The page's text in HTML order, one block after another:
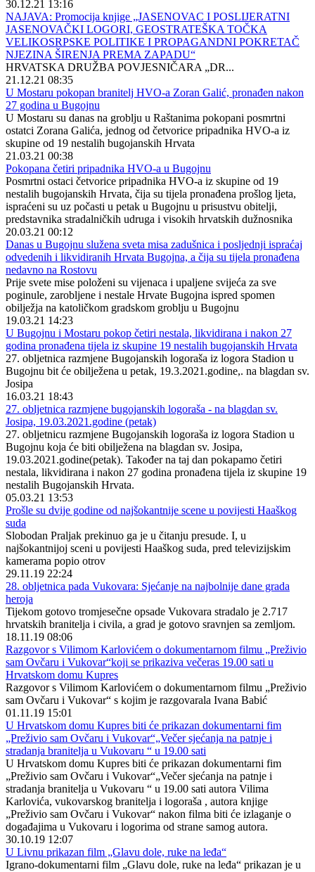
30.12.21 13:16
NAJAVA: Promocija knjige „JASENOVAC I POSLIJERATNI
JASENOVAČKI LOGORI, GEOSTRATEŠKA TOČKA
VELIKOSRPSKE POLITIKE I PROPAGANDNI POKRETAČ
NJEZINA ŠIRENJA PREMA ZAPADU“
HRVATSKA DRUŽBA POVJESNIČARA „DR...
21.12.21 08:35
U Mostaru pokopan branitelj HVO-a Zoran Galić, pronađen nakon
27 godina u Bugojnu
U Mostaru su danas na groblju u Raštanima pokopani posmrtni
ostatci Zorana Galića, jednog od četvorice pripadnika HVO-a iz
skupine od 19 nestalih bugojanskih Hrvata
21.03.21 00:38
Pokopana četiri pripadnika HVO-a u Bugojnu
Posmrtni ostaci četvorice pripadnika HVO-a iz skupine od 19
nestalih bugojanskih Hrvata, čija su tijela pronađena prošlog ljeta,
ispraćeni su uz počasti u petak u Bugojnu u prisustvu obitelji,
predstavnika stradalničkih udruga i visokih hrvatskih dužnosnika
20.03.21 00:12
Danas u Bugojnu služena sveta misa zadušnica i posljednji ispraćaj
odvedenih i likvidiranih Hrvata Bugojna, a čija su tijela pronađena
nedavno na Rostovu
Prije svete mise položeni su vijenaca i upaljene svijeća za sve
poginule, zarobljene i nestale Hrvate Bugojna ispred spomen
obilježja na katoličkom gradskom groblju u Bugojnu
19.03.21 14:23
U Bugojnu i Mostaru pokop četiri nestala, likvidirana i nakon 27
godina pronađena tijela iz skupine 19 nestalih bugojanskih Hrvata
27. obljetnica razmjene Bugojanskih logoraša iz logora Stadion u
Bugojnu bit će obilježena u petak, 19.3.2021.godine,. na blagdan sv.
Josipa
16.03.21 18:43
27. obljetnica razmjene bugojanskih logoraša - na blagdan sv.
Josipa, 19.03.2021.godine (petak)
27. obljetnicu razmjene Bugojanskih logoraša iz logora Stadion u
Bugojnu koja će biti obilježena na blagdan sv. Josipa,
19.03.2021.godine(petak). Također na taj dan pokapamo četiri
nestala, likvidirana i nakon 27 godina pronađena tijela iz skupine 19
nestalih Bugojanskih Hrvata.
05.03.21 13:53
Prošle su dvije godine od najšokantnije scene u povijesti Haaškog
suda
Slobodan Praljak prekinuo ga je u čitanju presude. I, u
najšokantnijoj sceni u povijesti Haaškog suda, pred televizijskim
kamerama popio otrov
29.11.19 22:24
28. obljetnica pada Vukovara: Sjećanje na najbolnije dane grada
heroja
Tijekom gotovo tromjesečne opsade Vukovara stradalo je 2.717
hrvatskih branitelja i civila, a grad je gotovo sravnjen sa zemljom.
18.11.19 08:06
Razgovor s Vilimom Karlovićem o dokumentarnom filmu „Preživio
sam Ovčaru i Vukovar“koji se prikaziva večeras 19.00 sati u
Hrvatskom domu Kupres
Razgovor s Vilimom Karlovićem o dokumentarnom filmu „Preživio
sam Ovčaru i Vukovar“ s kojim je razgovarala Ivana Babić
01.11.19 15:01
U Hrvatskom domu Kupres biti će prikazan dokumentarni fim
„Preživio sam Ovčaru i Vukovar“„Večer sjećanja na patnje i
stradanja branitelja u Vukovaru “ u 19.00 sati
U Hrvatskom domu Kupres biti će prikazan dokumentarni fim
„Preživio sam Ovčaru i Vukovar“„Večer sjećanja na patnje i
stradanja branitelja u Vukovaru “ u 19.00 sati autora Vilima
Karlovića, vukovarskog branitelja i logoraša , autora knjige
„Preživio sam Ovčaru i Vukovar“ nakon filma biti će izlaganje o
događajima u Vukovaru i logorima od strane samog autora.
30.10.19 12:07
U Livnu prikazan film „Glavu dole, ruke na leđa“
Igrano-dokumentarni film „Glavu dole, ruke na leđa“ prikazan je u